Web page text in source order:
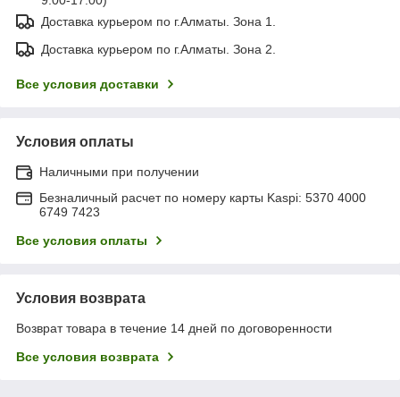
Доставка курьером по г.Алматы. Зона 1.
Доставка курьером по г.Алматы. Зона 2.
Все условия доставки
Условия оплаты
Наличными при получении
Безналичный расчет по номеру карты Kaspi: 5370 4000
6749 7423
Все условия оплаты
Условия возврата
Возврат товара в течение 14 дней по договоренности
Все условия возврата